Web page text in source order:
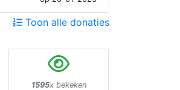
Toon alle donaties
1595x bekeken